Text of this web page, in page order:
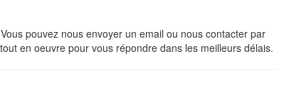
pouvez nous envoyer un email ou nous contacter par
en oeuvre pour vous répondre dans les meilleurs délais.